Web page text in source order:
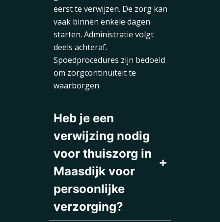
eerst te verwijzen. De zorg kan
vaak binnen enkele dagen
starten. Administratie volgt
deels achteraf.
Spoedprocedures zijn bedoeld
om zorgcontinuïteit te
waarborgen.
Heb je een
verwijzing nodig
voor thuiszorg in
Maasdijk voor
persoonlijke
verzorging?